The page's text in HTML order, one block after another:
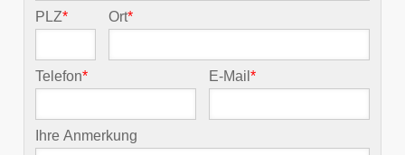
PLZ* Ort*
Telefon* E-Mail*
Ihre Anmerkung